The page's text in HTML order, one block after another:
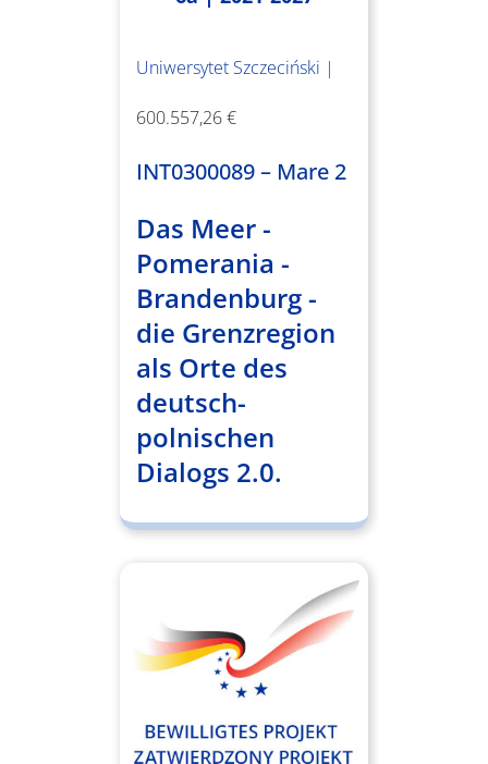
Uniwersytet Szczeciński |
600.557,26 €
INT0300089 – Mare 2
Das Meer -
Pomerania -
Brandenburg -
die Grenzregion
als Orte des
deutsch-
polnischen
Dialogs 2.0.